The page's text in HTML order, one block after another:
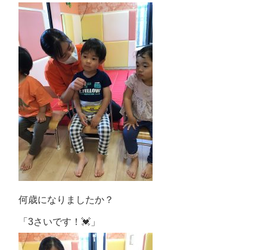
何歳になりましたか？
「3さいです！💓」